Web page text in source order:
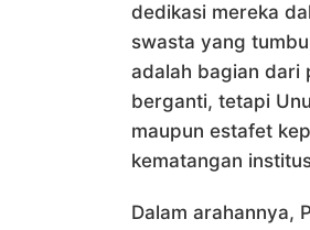
dedikasi mereka
swasta yang
adalah bagian dari
berganti, tetapi
maupun estafet
kematangan
Dalam arahannya,